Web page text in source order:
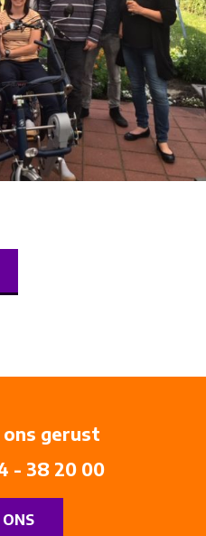
ons gerust
- 38 20 00